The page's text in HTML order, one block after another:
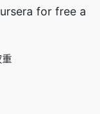
for free a